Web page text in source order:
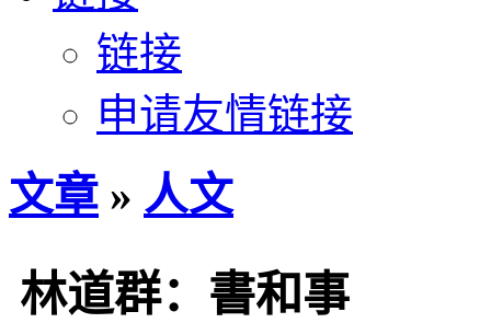
链接
申请友情链接
文章 » 人文
林道群：書和事